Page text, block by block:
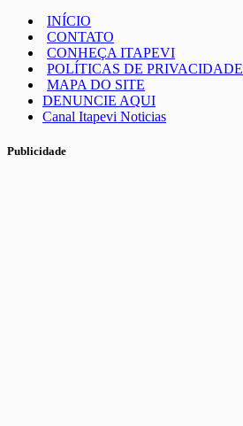
INÍCIO
CONTATO
CONHEÇA ITAPEVI
POLÍTICAS DE PRIVACIDADE
MAPA DO SITE
DENUNCIE AQUI
Canal Itapevi Noticias
Publicidade